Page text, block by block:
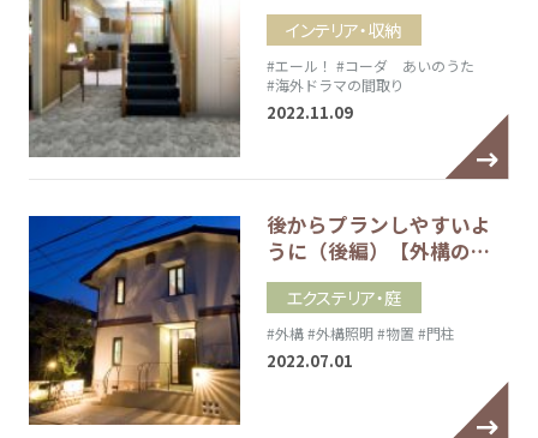
インテリア・収納
#エール！ #コーダ あいのうた
#海外ドラマの間取り
2022.11.09
後からプランしやすいよ
うに（後編）【外構の…
エクステリア・庭
#外構#外構照明 #物置 #門柱
2022.07.01